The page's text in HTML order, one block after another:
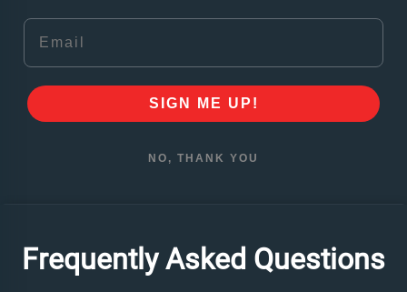
Email
SIGN ME UP!
NO, THANK YOU
Frequently Asked Questions